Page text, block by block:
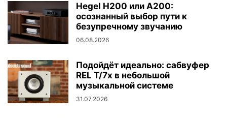
Hegel H200 или A200:
осознанный выбор пути к
безупречному звучанию
06.08.2026
Подойдёт идеально: сабвуфер
REL T/7x в небольшой
музыкальной системе
31.07.2026